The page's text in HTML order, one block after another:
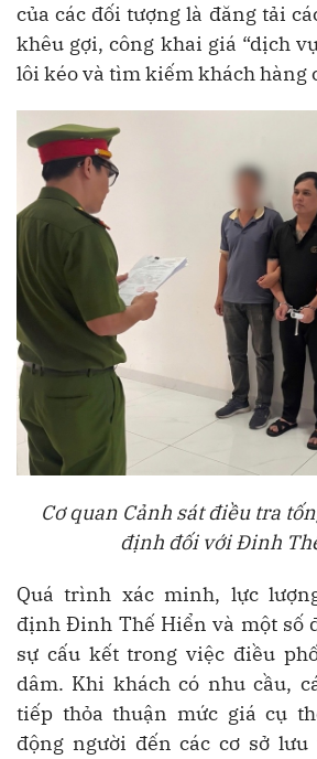
của các đối tượng là đăng tải
khêu gợi, công khai giá “dịch
lôi kéo và tìm kiếm khách hàng
Cơ quan Cảnh sát điều tra
định đối với Đinh
Quá trình xác minh, lực
định Đinh Thế Hiển và một số
sự cấu kết trong việc điều
dâm. Khi khách có nhu cầu,
tiếp thỏa thuận mức giá cụ
động người đến các cơ sở